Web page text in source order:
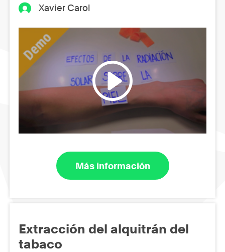
Xavier Carol
Más información
Extracción del alquitrán del
tabaco